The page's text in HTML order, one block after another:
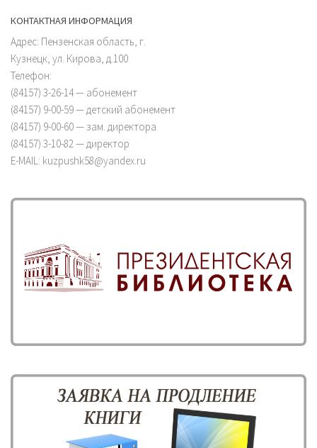
КОНТАКТНАЯ ИНФОРМАЦИЯ
Адрес: Пензенская область, г.
Кузнецк, ул. Кирова, д.100
Телефон:
(84157) 3-26-14 — абонемент
(84157) 9-00-59 — детский абонемент
(84157) 9-00-60 — зам. директора
(84157) 3-10-82 — директор
E-MAIL: kuzpushk58@yandex.ru